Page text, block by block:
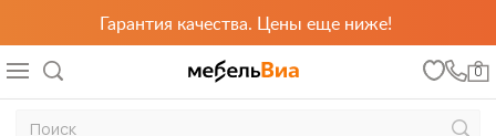
Гарантия качества. Цены еще ниже!
0